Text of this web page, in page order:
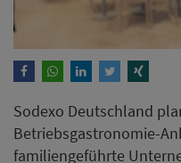
Sodexo Deutschland
Betriebsgastronomie-
familiengeführte